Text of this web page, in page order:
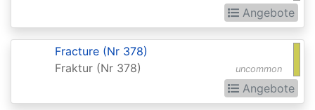
in
Realms:
Angebote
uncommon
Fracture (Nr 378)
Fraktur (Nr 378)
Angebote